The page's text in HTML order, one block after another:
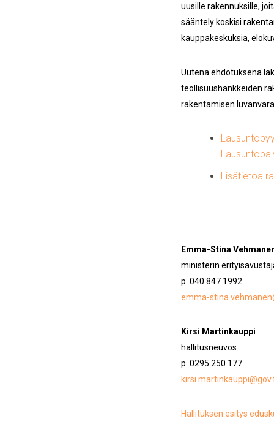
uusille rakennuksille,
sääntely koskisi
kauppakeskuksia,
Uutena ehdotuksena
teollisuushankkeiden
rakentamisen
Lisätietoa
Emma-Stina
ministerin
p. 040 847 1992
emma-
Kirsi Martinkauppi
hallitusneuvos
p. 0295 250 177
Hallituksen esitys